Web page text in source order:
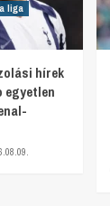
liga
hírek
egyetlen